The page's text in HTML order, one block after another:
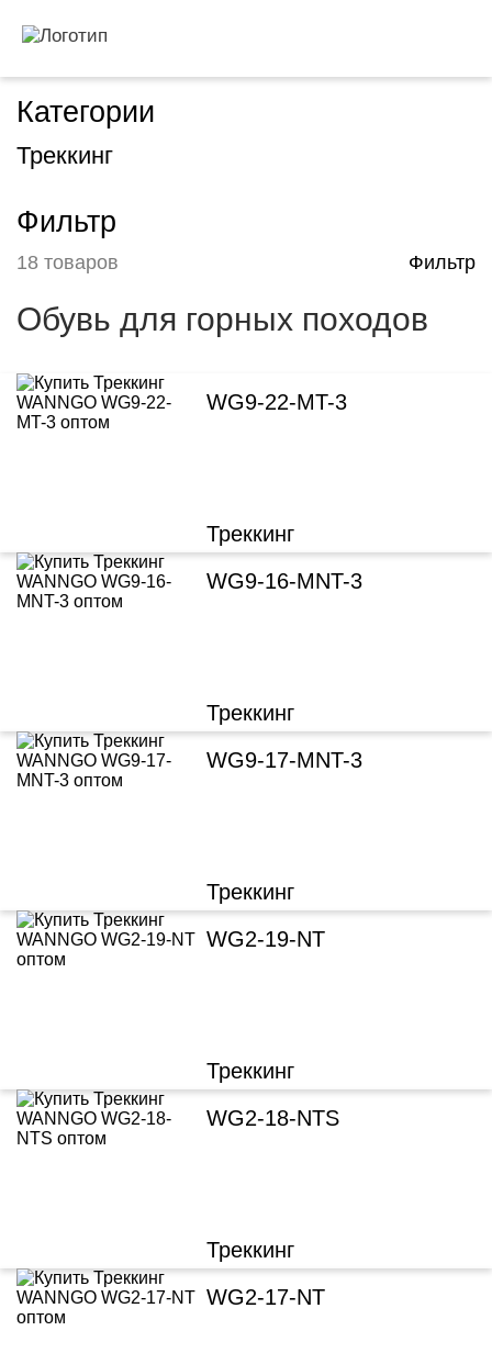
Категории
Треккинг
Фильтр
18 товаров Фильтр
Обувь для горных походов
WG9-22-MT-3
Треккинг
WG9-16-MNT-3
Треккинг
WG9-17-MNT-3
Треккинг
WG2-19-NT
Треккинг
WG2-18-NTS
Треккинг
WG2-17-NT